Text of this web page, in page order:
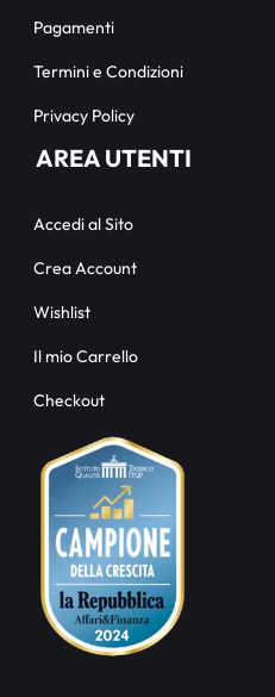
Pagamenti
Termini e Condizioni
Privacy Policy
AREA UTENTI
Accedi al Sito
Crea Account
Wishlist
Il mio Carrello
Checkout